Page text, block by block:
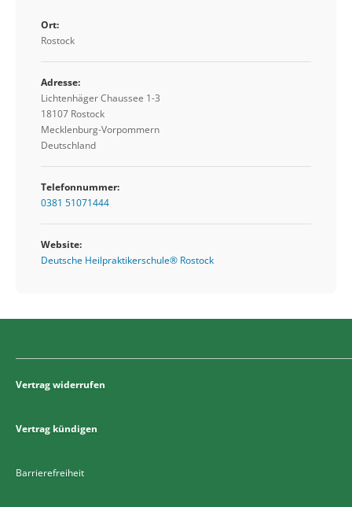
Ort:
Rostock
Adresse:
Lichtenhäger Chaussee 1-3
18107 Rostock
Mecklenburg-Vorpommern
Deutschland
Telefonnummer:
0381 51071444
Website:
Deutsche Heilpraktikerschule® Rostock
Vertrag widerrufen
Vertrag kündigen
Barrierefreiheit